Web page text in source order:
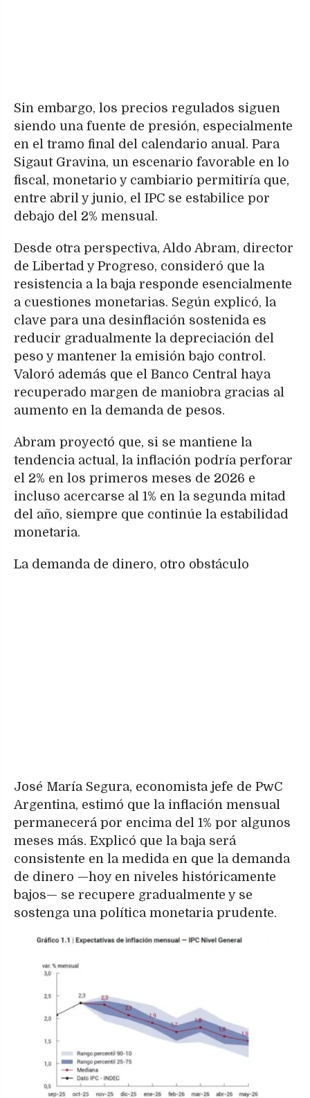
Sin embargo, los precios regulados siguen
siendo una fuente de presión, especialmente
en el tramo final del calendario anual. Para
Sigaut Gravina, un escenario favorable en lo
fiscal, monetario y cambiario permitiría que,
entre abril y junio, el IPC se estabilice por
debajo del 2% mensual.
Desde otra perspectiva, Aldo Abram, director
de Libertad y Progreso, consideró que la
resistencia a la baja responde esencialmente
a cuestiones monetarias. Según explicó, la
clave para una desinflación sostenida es
reducir gradualmente la depreciación del
peso y mantener la emisión bajo control.
Valoró además que el Banco Central haya
recuperado margen de maniobra gracias al
aumento en la demanda de pesos.
Abram proyectó que, si se mantiene la
tendencia actual, la inflación podría perforar
el 2% en los primeros meses de 2026 e
incluso acercarse al 1% en la segunda mitad
del año, siempre que continúe la estabilidad
monetaria.
La demanda de dinero, otro obstáculo
José María Segura, economista jefe de PwC
Argentina, estimó que la inflación mensual
permanecerá por encima del 1% por algunos
meses más. Explicó que la baja será
consistente en la medida en que la demanda
de dinero —hoy en niveles históricamente
bajos— se recupere gradualmente y se
sostenga una política monetaria prudente.